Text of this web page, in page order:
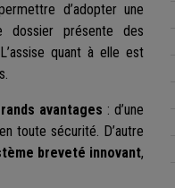
d’adopter une
dossier présente des
L’assise quant à elle est
avantages : d’une
toute sécurité. D’autre
breveté innovant,